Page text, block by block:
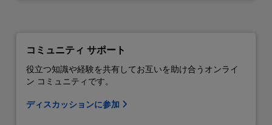
コミュニティ サポート
役立つ知識や経験を共有してお互いを助け合うオンライ
ン コミュニティです。
ディスカッションに参加